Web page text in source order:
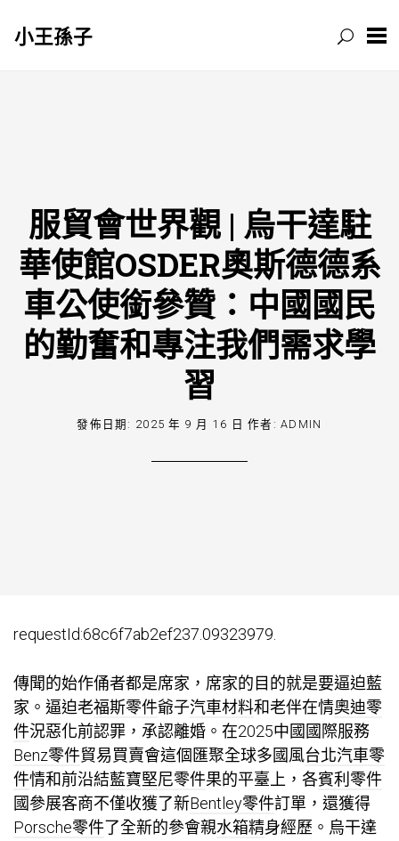
小王孫子
服貿會世界觀 | 烏干達駐
華使館OSDER奧斯德德系
車公使銜參贊：中國國民
的勤奮和專注我們需求學
習
發佈日期: 2025 年 9 月 16 日 作者:ADMIN
requestId:68c6f7ab2ef237.09323979.
傳聞的始作俑者都是席家，席家的目的就是要逼迫藍
家。逼迫老福斯零件爺子汽車材料和老伴在情奧迪零
件況惡化前認罪，承認離婚。在2025中國國際服務
Benz零件貿易買賣會這個匯聚全球多國風台北汽車零
件情和前沿結藍寶堅尼零件果的平臺上，各賓利零件
國參展客商不僅收獲了新Bentley零件訂單，還獲得
Porsche零件了全新的參會親水箱精身經歷。烏干達